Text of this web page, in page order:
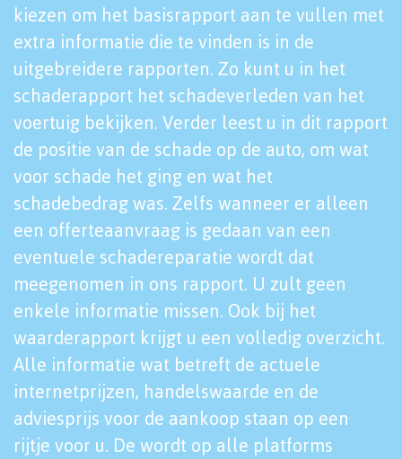
kiezen om het basisrapport aan te vullen met
extra informatie die te vinden is in de
uitgebreidere rapporten. Zo kunt u in het
schaderapport het schadeverleden van het
voertuig bekijken. Verder leest u in dit rapport
de positie van de schade op de auto, om wat
voor schade het ging en wat het
schadebedrag was. Zelfs wanneer er alleen
een offerteaanvraag is gedaan van een
eventuele schadereparatie wordt dat
meegenomen in ons rapport. U zult geen
enkele informatie missen. Ook bij het
waarderapport krijgt u een volledig overzicht.
Alle informatie wat betreft de actuele
internetprijzen, handelswaarde en de
adviesprijs voor de aankoop staan op een
rijtje voor u. De wordt op alle platforms